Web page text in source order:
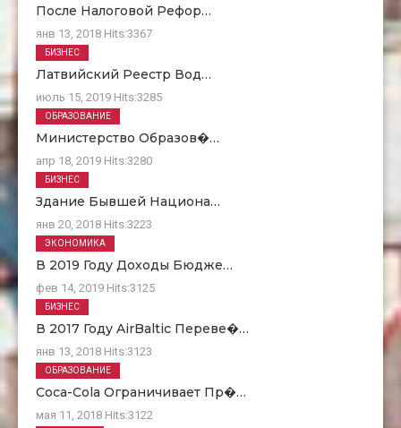
После Налоговой Рефор…
янв 13, 2018 Hits:3367
Латвийский Реестр Вод…
июль 15, 2019 Hits:3285
БИЗНЕС
Министерство Образов�…
апр 18, 2019 Hits:3280
ОБРАЗОВАНИЕ
Здание Бывшей Национа…
янв 20, 2018 Hits:3223
БИЗНЕС
В 2019 Году Доходы Бюдже…
фев 14, 2019 Hits:3125
ЭКОНОМИКА
В 2017 Году AirBaltic Переве�…
янв 13, 2018 Hits:3123
БИЗНЕС
Coca-Cola Ограничивает Пр�…
мая 11, 2018 Hits:3122
ОБРАЗОВАНИЕ